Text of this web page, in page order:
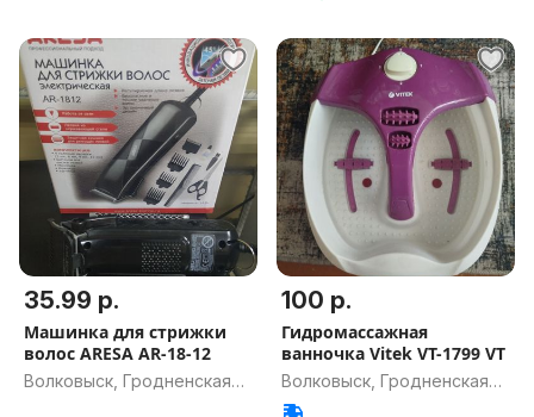
35.99 р.
Машинка для стрижки
волос ARESA AR-18-12
Волковыск, Гродненская
100 р.
Гидромассажная
ванночка Vitek VT-1799 VT
Волковыск, Гродненская
обл.